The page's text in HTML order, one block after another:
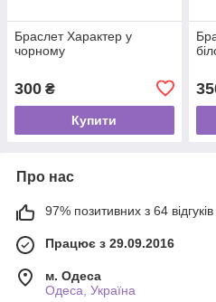
Браслет Характер у
чорному
300 ₴
Купити
Про нас
97% позитивних з 64 відгуків
Працює з 29.09.2016
м. Одеса
Одеса, Україна